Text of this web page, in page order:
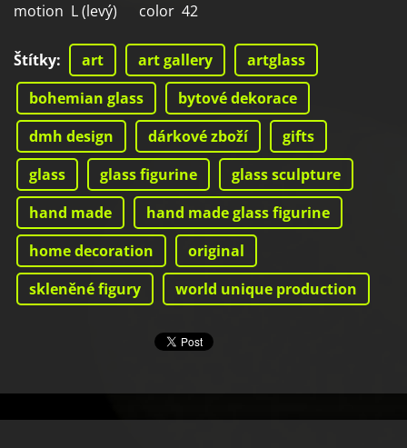
motion L (levý) color 42
Štítky: art art gallery
artglass
bohemian glass
bytové dekorace
dmh design
dárkové zboží
gifts
glass
glass figurine
glass sculpture
hand made
hand made glass figurine
home decoration
original
skleněné figury
world unique production